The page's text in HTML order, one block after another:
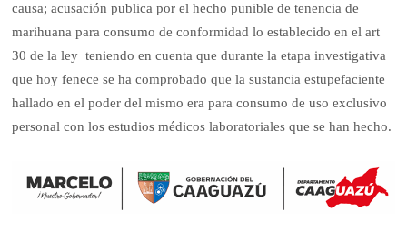
causa; acusación publica por el hecho punible de tenencia de
marihuana para consumo de conformidad lo establecido en el art
30 de la ley teniendo en cuenta que durante la etapa investigativa
que hoy fenece se ha comprobado que la sustancia estupefaciente
hallado en el poder del mismo era para consumo de uso exclusivo
personal con los estudios médicos laboratoriales que se han hecho.